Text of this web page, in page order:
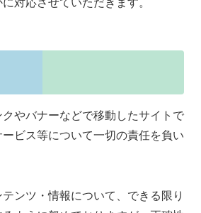
対応させていただきます。
やバナーなどで移動したサイトで
ビス等について一切の責任を負い
ンツ・情報について、できる限り